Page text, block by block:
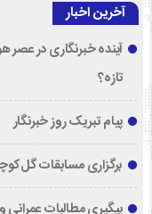
آخرین اخبار
آینده خبرنگاری در
تازه؟
پیام تبریک روز خبرنگار
برگزاری مسابقات
پیگیری مطالبات